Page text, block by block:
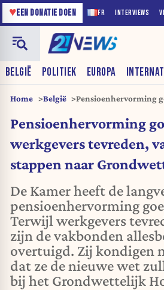
FR INTERVIEWS
♥EEN DONATIE DOEN
BELGIË POLITIEK EUROPA
Home België
Pensioenhervorming
Grondwettelijk Hof
Pensioenhervorming
werkgevers tevreden,
stappen naar
De Kamer heeft de
pensioenhervorming
Terwijl werkgevers
zijn de vakbonden
overtuigd. Zij kondigen
dat ze de nieuwe wet
bij het Grondwettelijk